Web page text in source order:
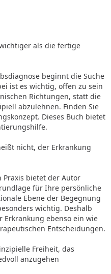
als die fertige
beginnt die Suche
ist es wichtig, offen zu sein
Richtungen, statt die
abzulehnen. Finden Sie
Dieses Buch bietet
nicht, der Erkrankung
bietet der Autor
für Ihre persönliche
Ebene der Begegnung
wichtig. Deshalb
Erkrankung ebenso ein wie
Entscheidungen.
Freiheit, das
anzugehen